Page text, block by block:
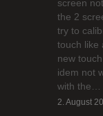
screen
the 2
try to
touch like
new
idem not
with the…
2. August